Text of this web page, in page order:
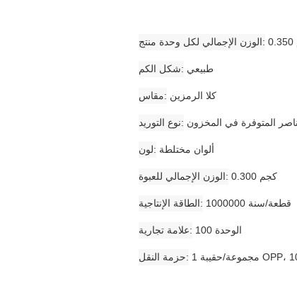
الوزن الإجمالي لكل وحدة منتج
شكل الكم طبيعي
مقاس كلا الرمزين
نوع التوريد المتوفرة في المخزون
لون ألوان مختلطة
الوزن الإجمالي للعبوة 0.300 كجم
الطاقة الإنتاجية 1000000 قطعة/سنة
علامة تجارية الوحدة 100
حزمة النقل